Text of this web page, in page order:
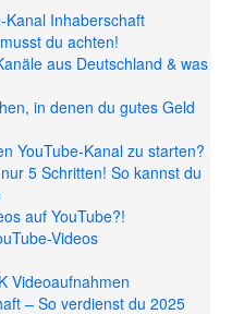
Kanal Inhaberschaft
du achten!
aus Deutschland & was
in denen du gutes Geld
YouTube-Kanal zu starten?
5 Schritten! So kannst du
auf YouTube?!
Videos
Videoaufnahmen
– So verdienst du 2025